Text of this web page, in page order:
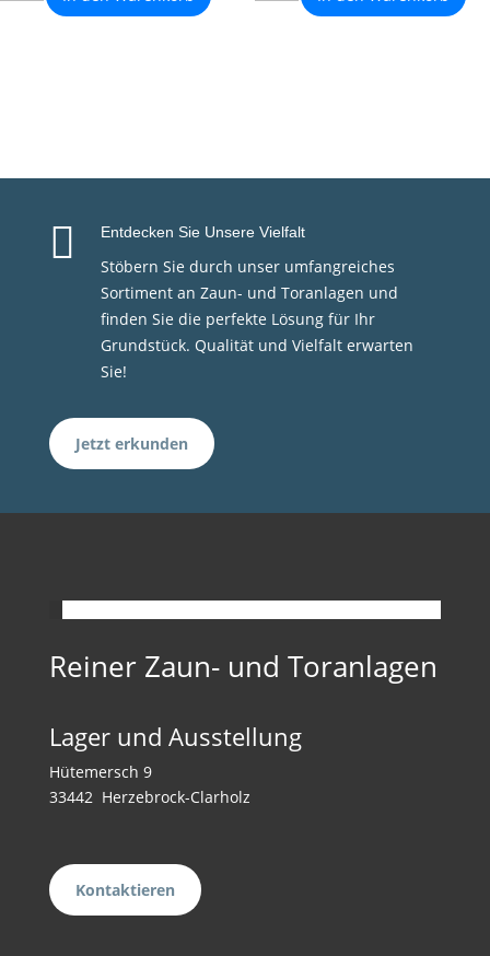
 Entdecken Sie Unsere Vielfalt
Stöbern Sie durch unser umfangreiches
Sortiment an Zaun- und Toranlagen und
finden Sie die perfekte Lösung für Ihr
Grundstück. Qualität und Vielfalt erwarten
Sie!
Jetzt erkunden
Reiner Zaun- und Toranlagen
Lager und Ausstellung
Hütemersch 9
33442 Herzebrock-Clarholz
Kontaktieren